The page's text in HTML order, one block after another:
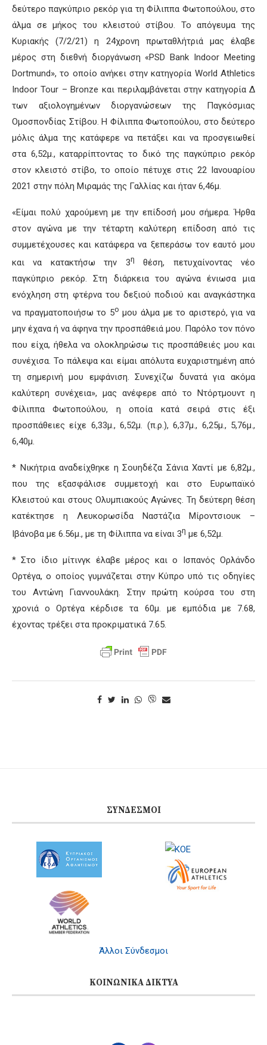
δεύτερο παγκύπριο ρεκόρ για τη Φίλιππα Φωτοπούλου, στο
άλμα σε μήκος του κλειστού στίβου. Το απόγευμα της
Κυριακής (7/2/21) η 24χρονη πρωταθλήτριά μας έλαβε
μέρος στη διεθνή διοργάνωση «PSD Bank Indoor Meeting
Dortmund», το οποίο ανήκει στην κατηγορία World Athletics
Indoor Tour – Bronze και περιλαμβάνεται στην κατηγορία Δ
των αξιολογημένων διοργανώσεων της Παγκόσμιας
Ομοσπονδίας Στίβου. Η Φίλιππα Φωτοπούλου, στο δεύτερο
μόλις άλμα της κατάφερε να πετάξει και να προσγειωθεί
στα 6,52μ., καταρρίπτοντας το δικό της παγκύπριο ρεκόρ
στον κλειστό στίβο, το οποίο πέτυχε στις 22 Ιανουαρίου
2021 στην πόλη Μιραμάς της Γαλλίας και ήταν 6,46μ.
«Είμαι πολύ χαρούμενη με την επίδοσή μου σήμερα. Ήρθα
στον αγώνα με την τέταρτη καλύτερη επίδοση από τις
συμμετέχουσες και κατάφερα να ξεπεράσω τον εαυτό μου
και να κατακτήσω την 3η
θέση, πετυχαίνοντας νέο
παγκύπριο ρεκόρ. Στη διάρκεια του αγώνα ένιωσα μια
ενόχληση στη φτέρνα του δεξιού ποδιού και αναγκάστηκα
να πραγματοποιήσω το 5ο μου άλμα με το αριστερό, για να
μην έχανα ή να άφηνα την προσπάθειά μου. Παρόλο τον πόνο
που είχα, ήθελα να ολοκληρώσω τις προσπάθειές μου και
συνέχισα. Το πάλεψα και είμαι απόλυτα ευχαριστημένη από
τη σημερινή μου εμφάνιση. Συνεχίζω δυνατά για ακόμα
καλύτερη συνέχεια», μας ανέφερε από το Ντόρτμουντ η
Φίλιππα Φωτοπούλου, η οποία κατά σειρά στις έξι
προσπάθειες είχε 6,33μ., 6,52μ. (π.ρ.), 6,37μ., 6,25μ., 5,76μ.,
6,40μ.
* Νικήτρια αναδείχθηκε η Σουηδέζα Σάνια Χαντί με 6,82μ.,
που της εξασφάλισε συμμετοχή και στο Ευρωπαϊκό
Κλειστού και στους Ολυμπιακούς Αγώνες. Τη δεύτερη θέση
κατέκτησε η Λευκορωσίδα Ναστάζια Μίροντσιουκ –
Ιβάνοβα με 6.56μ., με τη Φίλιππα να είναι 3η με 6,52μ.
* Στο ίδιο μίτινγκ έλαβε μέρος και ο Ισπανός Ορλάνδο
Ορτέγα, ο οποίος γυμνάζεται στην Κύπρο υπό τις οδηγίες
του Αντώνη Γιαννουλάκη. Στην πρώτη κούρσα του στη
χρονιά ο Ορτέγα κέρδισε τα 60μ. με εμπόδια με 7.68,
έχοντας τρέξει στα προκριματικά 7.65.
ΣΎΝΔΕΣΜΟΙ
Άλλοι Σύνδεσμοι
ΚΟΙΝΩΝΙΚΆ ΔΊΚΤΥΑ